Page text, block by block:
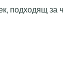
подходящ за